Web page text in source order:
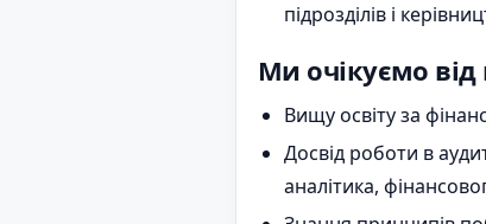
підрозділів і
Ми очікуємо від
Вищу освіту за
Досвід роботи в
аналітика,